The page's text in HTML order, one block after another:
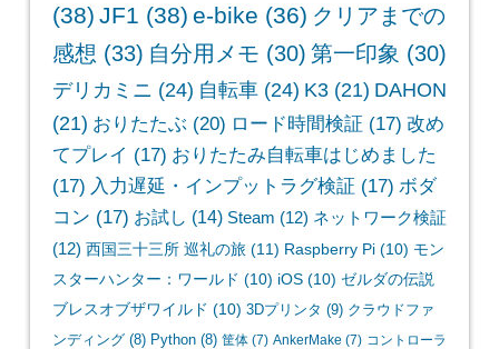
(38) JF1 (38) e-bike (36) クリアまでの
感想 (33) 自分用メモ (30) 第一印象 (30)
デリカミニ (24) 自転車(24) K3(21) DAHON
(21) おりたたぶ (20) ロード時間検証 (17) 改め
てプレイ (17) おりたたみ自転車はじめました
(17) 入力遅延・インプットラグ検証 (17) ボダ
コン (17) お試し (14) Steam (12) ネットワーク検証
(12) 西国三十三所 巡礼の旅(11) Raspberry Pi(10) モン
スターハンター：ワールド (10) iOS(10) ゼルダの伝説
ブレスオブザワイルド (10) 3Dプリンタ (9) クラウドファ
ンディング(8) Python(8) 筐体(7) AnkerMake (7) コントローラ